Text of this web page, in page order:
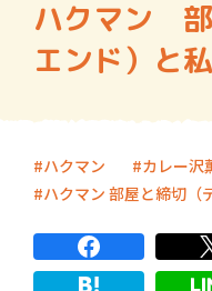
ハクマン 部
エンド）と
ハクマン
カレー沢
ハクマン 部屋と締切（